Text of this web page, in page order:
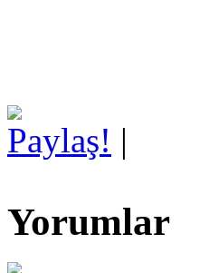
Paylaş! |
Yorumlar